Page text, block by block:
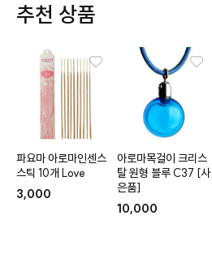
추천 상품
파요마 아로마인센스
스틱 10개 Love
3,000
아로마목걸이 크리스
탈 원형 블루 C37 [사
은품]
10,000